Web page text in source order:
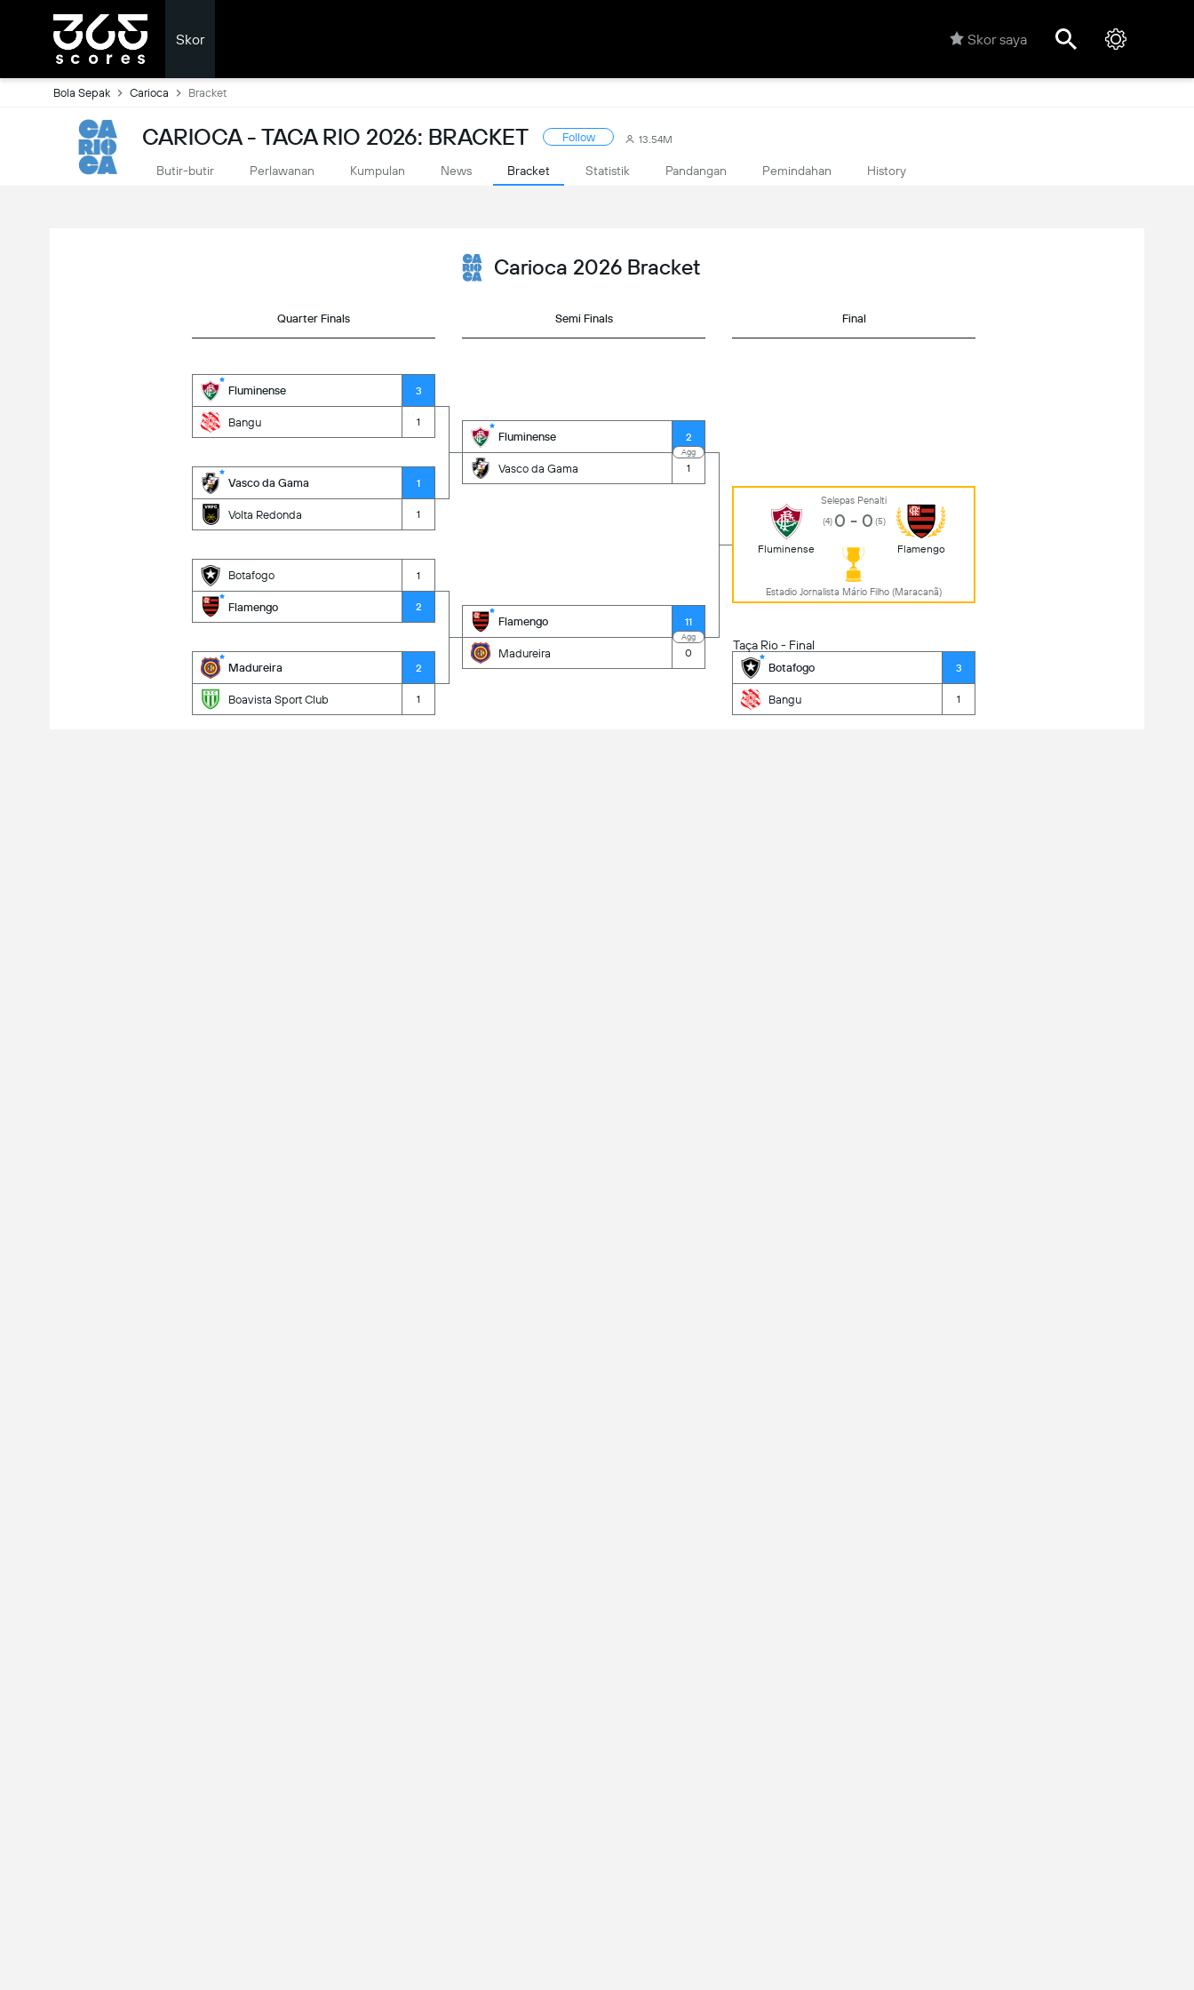
Skor Skor saya
Bola Sepak Carioca Bracket
CARIOCA - TACA RIO 2026: BRACKET Follow 13.54M
Butir-butir Perlawanan Kumpulan News Bracket Statistik Pandangan Pemindahan History
Carioca 2026 Bracket
Quarter Finals
Fluminense 3
Bangu 1
Vasco da Gama 1
Volta Redonda 1
Botafogo 1
Flamengo 2
Madureira 2
Boavista Sport Club 1
Semi Finals
Fluminense 2
Agg
Vasco da Gama 1
Flamengo 11
Agg
Madureira 0
Final
Fluminense
Selepas Penalti
(4) 0 - 0 (5)
Flamengo
Estadio Jornalista Mário Filho (Maracanã)
Taça Rio - Final
Botafogo 3
Bangu 1